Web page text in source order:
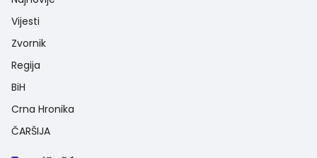
Vijesti
Zvornik
Regija
BiH
Crna Hronika
ČARŠIJA